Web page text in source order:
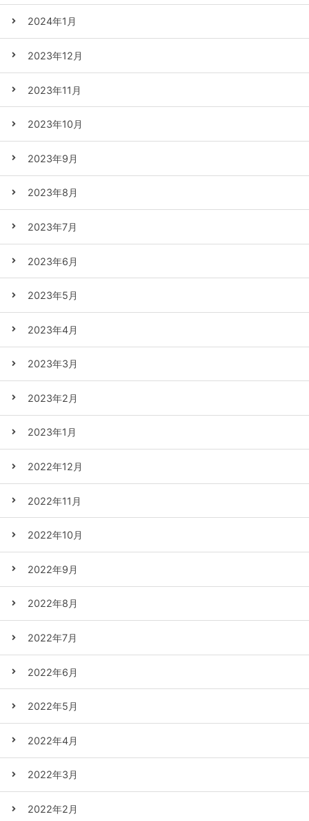
2024年1月
2023年12月
2023年11月
2023年10月
2023年9月
2023年8月
2023年7月
2023年6月
2023年5月
2023年4月
2023年3月
2023年2月
2023年1月
2022年12月
2022年11月
2022年10月
2022年9月
2022年8月
2022年7月
2022年6月
2022年5月
2022年4月
2022年3月
2022年2月